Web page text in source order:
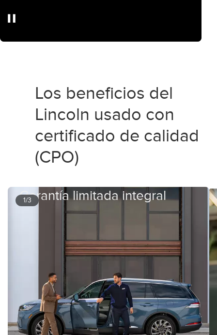
Los beneficios del
Lincoln usado con
certificado de calidad
(CPO)
1/3
Garantía limitada integral